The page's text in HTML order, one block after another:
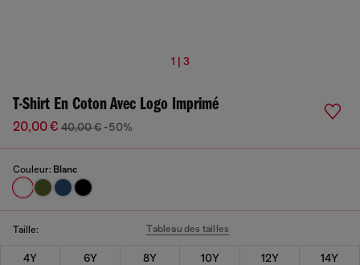
1 | 3
T-Shirt En Coton Avec Logo Imprimé
20,00 € 40,00 € -50%
Couleur: Blanc
Taille: Tableau des tailles
4Y 6Y 8Y 10Y 12Y
14Y